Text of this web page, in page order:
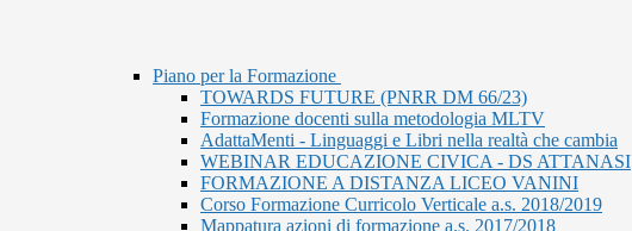
Piano per la Formazione
TOWARDS FUTURE (PNRR DM 66/23)
Formazione docenti sulla metodologia MLTV
AdattaMenti - Linguaggi e Libri nella realtà che cambia
WEBINAR EDUCAZIONE CIVICA - DS ATTANASI
FORMAZIONE A DISTANZA LICEO VANINI
Corso Formazione Curricolo Verticale a.s. 2018/2019
Mappatura azioni di formazione a.s. 2017/2018